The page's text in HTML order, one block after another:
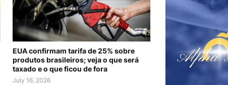
EUA confirmam tarifa de 25% sobre
produtos brasileiros; veja o que será
taxado e o que ficou de fora
July 16, 2026